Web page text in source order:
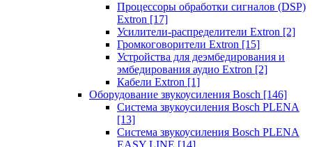
Процессоры обработки сигналов (DSP)
Extron [17]
Усилители-распределители Extron [2]
Громкоговорители Extron [15]
Устройства для деэмбедирования и
эмбедирования аудио Extron [2]
Кабели Extron [1]
Оборудование звукоусиления Bosch [146]
Система звукоусиления Bosch PLENA
[13]
Система звукоусиления Bosch PLENA
EASY LINE [14]